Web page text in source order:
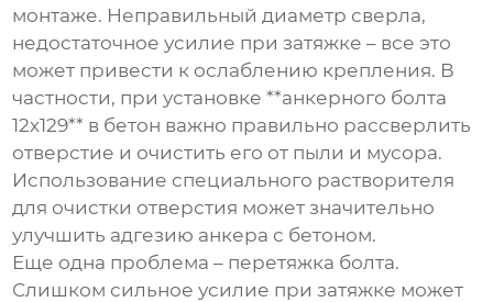
монтаже. Неправильный диаметр сверла,
недостаточное усилие при затяжке – все это
может привести к ослаблению крепления. В
частности, при установке **анкерного болта
12х129** в бетон важно правильно рассверлить
отверстие и очистить его от пыли и мусора.
Использование специального растворителя
для очистки отверстия может значительно
улучшить адгезию анкера с бетоном.
Еще одна проблема – перетяжка болта.
Слишком сильное усилие при затяжке может